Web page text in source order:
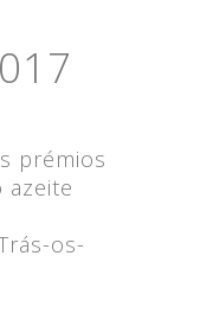
prémios
azeite
os-